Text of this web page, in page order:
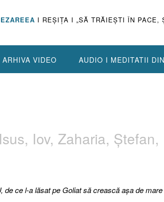
I REŞIŢA I „SĂ TRĂIEŞTI ÎN PACE,
ARHIVA VIDEO AUDIO I MEDITATII
Iov, Zaharia, Ştefan,
de ce l-alăsatpe Goliat săcreascăaşade mare